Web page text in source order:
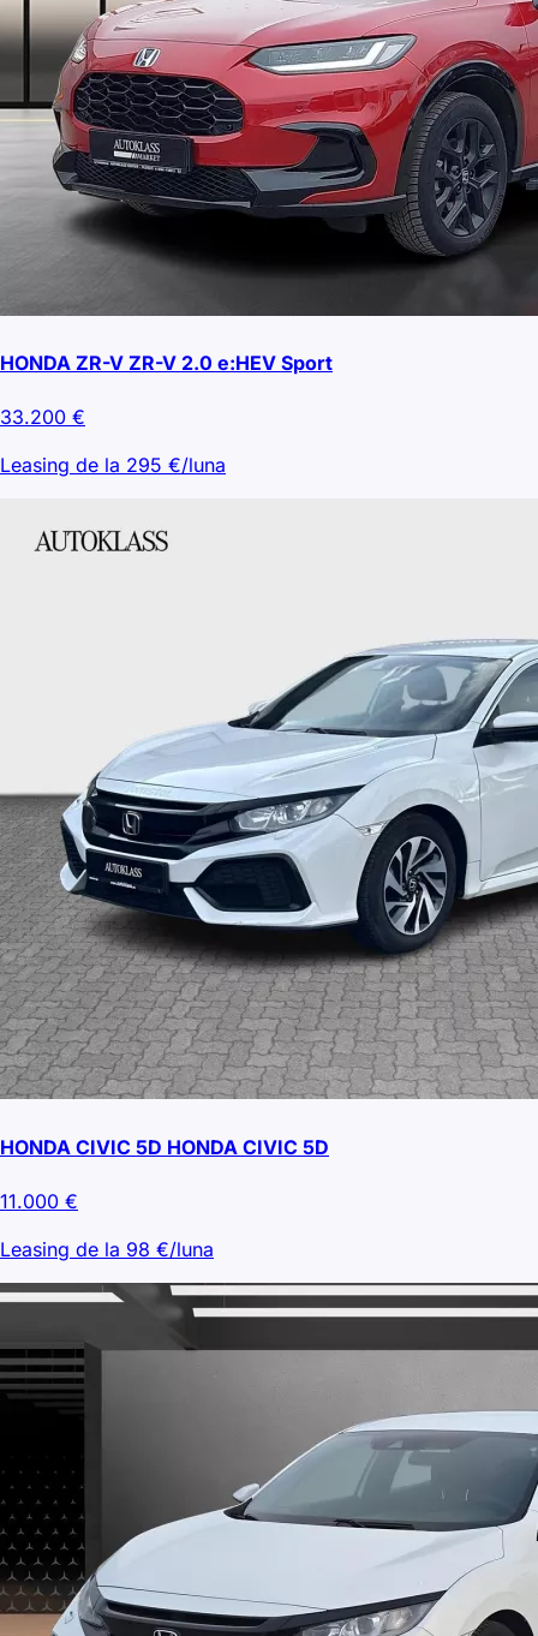
HONDA ZR-V ZR-V 2.0 e:HEV Sport
33.200 €
Leasing de la 295 €/luna
HONDA CIVIC 5D HONDA CIVIC 5D
11.000 €
Leasing de la 98 €/luna